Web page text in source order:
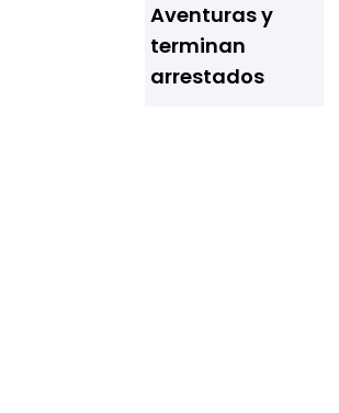
Aventuras y
terminan
arrestados